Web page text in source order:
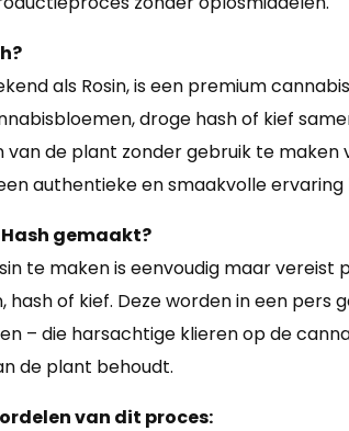
als Rosin, is een premium
droge hash of kief
de plant zonder gebruik te
authentieke en smaakvolle
gemaakt?
te maken is eenvoudig maar
hash of kief. Deze worden in een
– die harsachtige klieren op de
de plant behoudt.
van dit proces: